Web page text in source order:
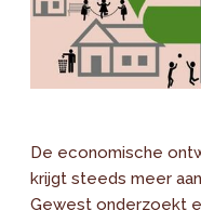
De economische
krijgt steeds meer
Gewest onderzoekt